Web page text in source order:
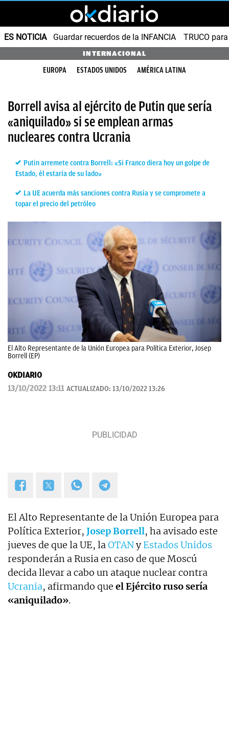
ES NOTICIA Guardar recuerdos de la INFANCIA TRUCO
INTERNACIONAL
EUROPA ESTADOS UNIDOS AMÉRICA LATINA
Borrell avisa al ejército de Putin que sería
«aniquilado» si se emplean armas
nucleares contra Ucrania
Putin arremete contra Borrell: «Si Franco diera hoy un golpe de
Estado, él estaría de su lado»
La UE acuerda más sanciones contra Rusia y se compromete a
topar el precio del petróleo
El Alto Representante de la Unión Europea para Política Exterior, Josep
Borrell (EP)
OKDIARIO
13/10/2022 13:11 ACTUALIZADO: 13/10/2022 13:26
El Alto Representante de la Unión Europea para
Política Exterior, Josep Borrell, ha avisado este
jueves de que la UE, laOTANyEstados Unidos
responderán a Rusia en caso de que Moscú
decida llevar a cabo un ataque nuclear contra
Ucrania, afirmando que el Ejército ruso sería
«aniquilado».